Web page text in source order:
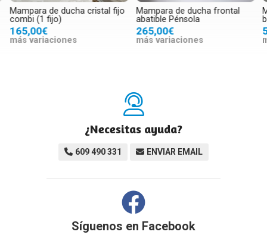
Mampara de ducha cristal fijo
combi (1 fijo)
165,00€
más variaciones
Mampara de ducha frontal
abatible Pénsola
265,00€
más variaciones
¿Necesitas ayuda?
609 490 331 ENVIAR EMAIL
Síguenos en Facebook